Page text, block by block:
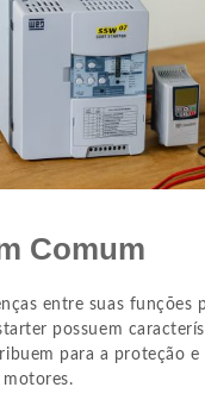
Comum
entre suas funções
possuem
para a proteção e
motores.